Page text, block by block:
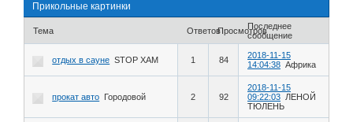
Прикольные картинки
Тема ОтветовПросмотровПоследнее
сообщение
отдых в сауне STOP XAM 1 84
2018-11-15
14:04:38 Африка
прокат авто Городовой 2 92
2018-11-15
09:22:03 ЛЕНОЙ
ТЮЛЕНЬ